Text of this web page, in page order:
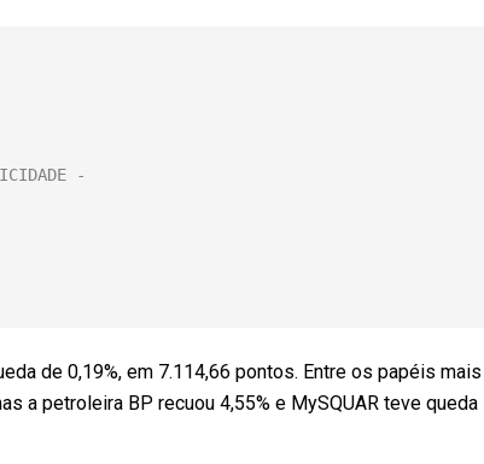
de 0,19%, em 7.114,66 pontos. Entre os papéis mais
a petroleira BP recuou 4,55% e MySQUAR teve queda